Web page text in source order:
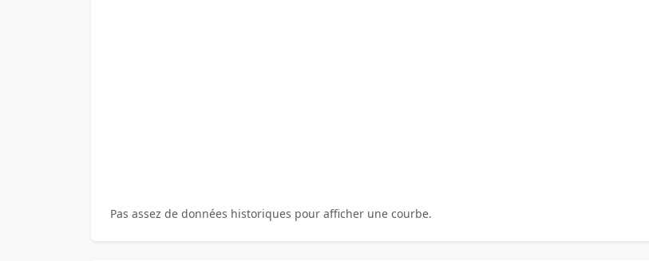
Pas assez de données historiques pour afficher une courbe.